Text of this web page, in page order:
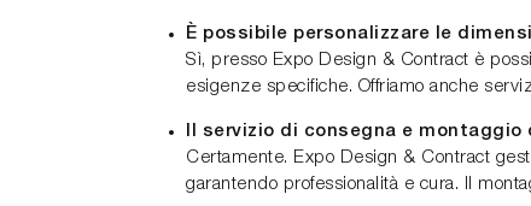
È possibile personalizzare le
Sì, presso Expo Design & Contract è
esigenze specifiche. Offriamo anche
Il servizio di consegna e
Certamente. Expo Design & Contract
garantendo professionalità e cura. Il